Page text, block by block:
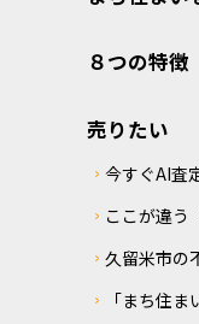
８つの特徴
売りたい
今すぐAI査
ここが違う
久留米市の
「まち住